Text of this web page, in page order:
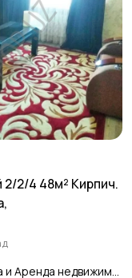
2/2/4 48м² Кирпич.